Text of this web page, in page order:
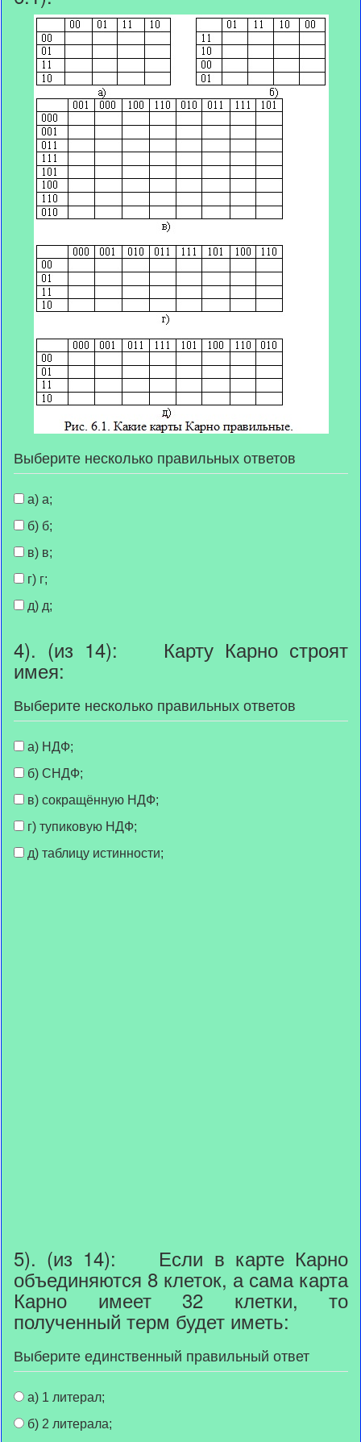
Выберите несколько правильных ответов
а) а;
б) б;
в) в;
г) г;
д) д;
4). (из 14): Карту Карно строят
имея:
Выберите несколько правильных ответов
а) НДФ;
б) СНДФ;
в) сокращённую НДФ;
г) тупиковую НДФ;
д) таблицу истинности;
5). (из 14): Если в карте Карно
объединяются 8 клеток, а сама карта
Карно имеет 32 клетки, то
полученный терм будет иметь:
Выберите единственный правильный ответ
а) 1 литерал;
б) 2 литерала;